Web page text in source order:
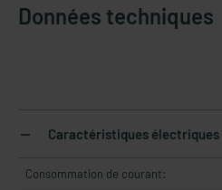
Données techniques
Caractéristiques électriques
Consommation de courant: